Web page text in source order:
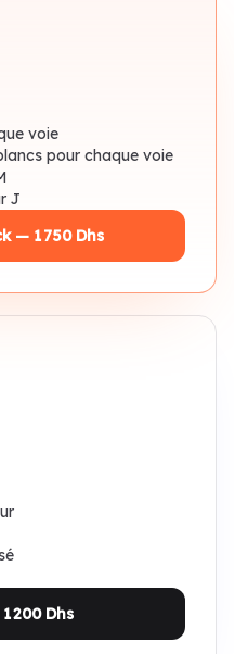
200 Dhs
voie
pour chaque voie
J
— 1 750 Dhs